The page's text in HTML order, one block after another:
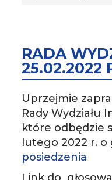
RADA
25.02.2022
Uprzejmie
Rady Wydziału
które odbędzie
lutego 2022 r. o
posiedzenia